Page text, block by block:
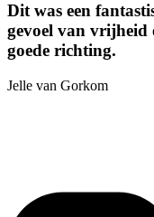
Dit was een
gevoel van vrijheid
goede richting.
Jelle van Gorkom